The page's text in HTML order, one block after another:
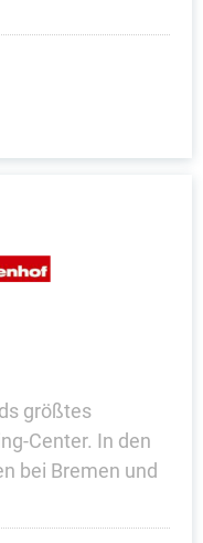
größtes
Center. In den
bei Bremen und